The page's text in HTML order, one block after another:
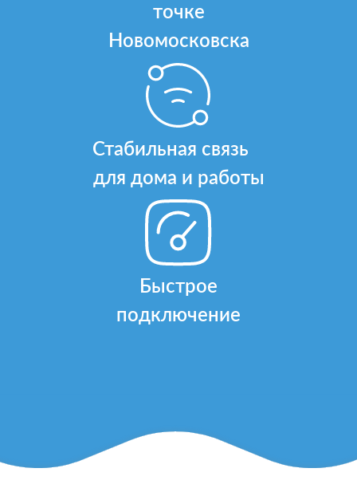
точке
Новомосковска
Стабильная связь
для дома и работы
Быстрое
подключение